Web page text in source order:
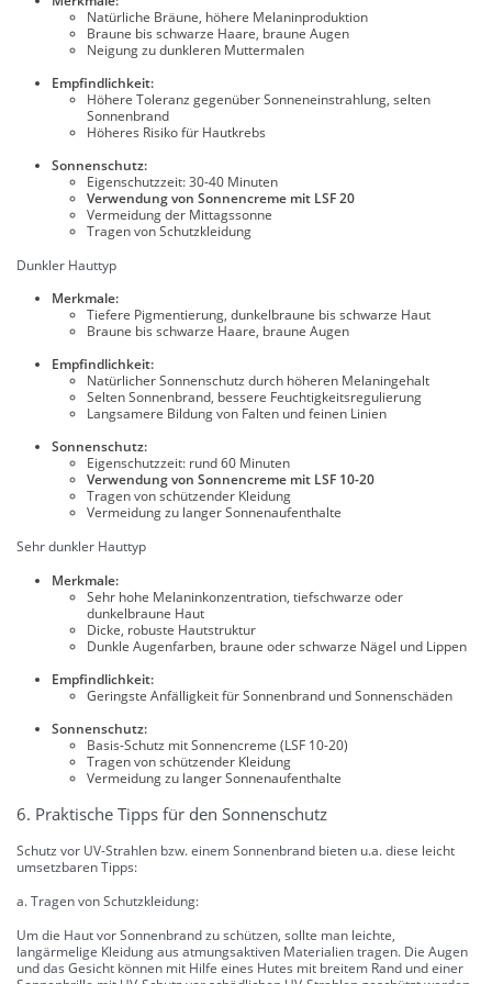
Natürliche Bräune, höhere Melaninproduktion
Braune bis schwarze Haare, braune Augen
Neigung zu dunkleren Muttermalen
Empfindlichkeit:
Höhere Toleranz gegenüber Sonneneinstrahlung, selten
Sonnenbrand
Höheres Risiko für Hautkrebs
Sonnenschutz:
Eigenschutzzeit: 30-40 Minuten
Verwendung von Sonnencreme mit LSF 20
Vermeidung der Mittagssonne
Tragen von Schutzkleidung
Dunkler Hauttyp
Merkmale:
Tiefere Pigmentierung, dunkelbraune bis schwarze Haut
Braune bis schwarze Haare, braune Augen
Empfindlichkeit:
Natürlicher Sonnenschutz durch höheren Melaningehalt
Selten Sonnenbrand, bessere Feuchtigkeitsregulierung
Langsamere Bildung von Falten und feinen Linien
Sonnenschutz:
Eigenschutzzeit: rund 60 Minuten
Verwendung von Sonnencreme mit LSF 10-20
Tragen von schützender Kleidung
Vermeidung zu langer Sonnenaufenthalte
Sehr dunkler Hauttyp
Merkmale:
Sehr hohe Melaninkonzentration, tiefschwarze oder
dunkelbraune Haut
Dicke, robuste Hautstruktur
Dunkle Augenfarben, braune oder schwarze Nägel und Lippen
Empfindlichkeit:
Geringste Anfälligkeit für Sonnenbrand und Sonnenschäden
Sonnenschutz:
Basis-Schutz mit Sonnencreme (LSF 10-20)
Tragen von schützender Kleidung
Vermeidung zu langer Sonnenaufenthalte
6. Praktische Tipps für den Sonnenschutz
Schutz vor UV-Strahlen bzw. einem Sonnenbrand bieten u.a. diese leicht
umsetzbaren Tipps:
a. Tragen von Schutzkleidung:
Um die Haut vor Sonnenbrand zu schützen, sollte man leichte,
langärmelige Kleidung aus atmungsaktiven Materialien tragen. Die Augen
und das Gesicht können mit Hilfe eines Hutes mit breitem Rand und einer